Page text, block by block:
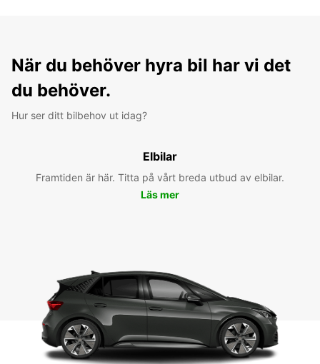
När du behöver hyra bil har vi det
du behöver.
Hur ser ditt bilbehov ut idag?
Elbilar
Framtiden är här. Titta på vårt breda utbud av elbilar.
Läs mer